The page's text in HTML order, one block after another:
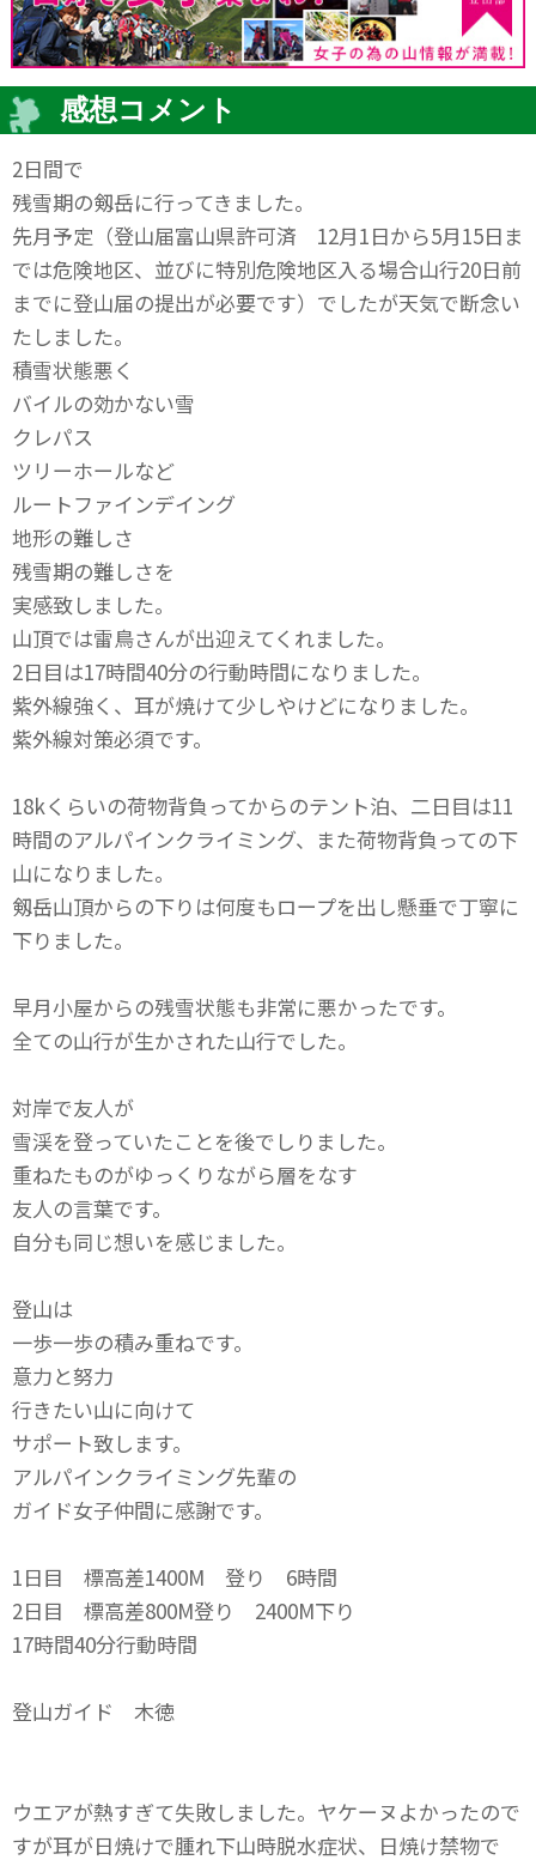
感想コメント
2日間で
残雪期の剱岳に行ってきました。
先月予定（登山届富山県許可済 12月1日から5月15日ま
では危険地区、並びに特別危険地区入る場合山行20日前
までに登山届の提出が必要です）でしたが天気で断念い
たしました。
積雪状態悪く
バイルの効かない雪
クレパス
ツリーホールなど
ルートファインデイング
地形の難しさ
残雪期の難しさを
実感致しました。
山頂では雷鳥さんが出迎えてくれました。
2日目は17時間40分の行動時間になりました。
紫外線強く、耳が焼けて少しやけどになりました。
紫外線対策必須です。
18kくらいの荷物背負ってからのテント泊、二日目は11
時間のアルパインクライミング、また荷物背負っての下
山になりました。
剱岳山頂からの下りは何度もロープを出し懸垂で丁寧に
下りました。
早月小屋からの残雪状態も非常に悪かったです。
全ての山行が生かされた山行でした。
対岸で友人が
雪渓を登っていたことを後でしりました。
重ねたものがゆっくりながら層をなす
友人の言葉です。
自分も同じ想いを感じました。
登山は
一歩一歩の積み重ねです。
意力と努力
行きたい山に向けて
サポート致します。
アルパインクライミング先輩の
ガイド女子仲間に感謝です。
1日目 標高差1400M 登り 6時間
2日目 標高差800M登り 2400M下り
17時間40分行動時間
登山ガイド 木徳
ウエアが熱すぎて失敗しました。ヤケーヌよかったので
すが耳が日焼けで腫れ下山時脱水症状、日焼け禁物で